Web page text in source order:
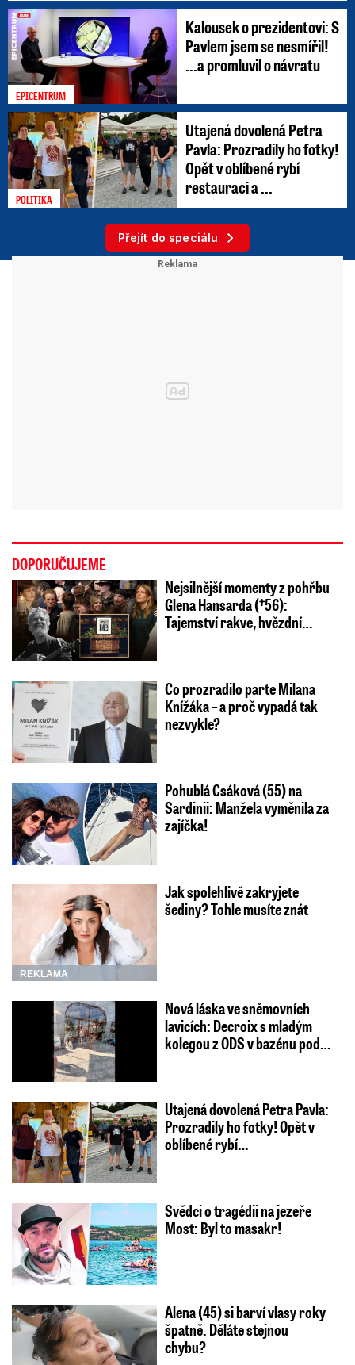
EPICENTRUM
Kalousek o prezidentovi: S
Pavlem jsem se nesmířil!
...a promluvil o návratu
POLITIKA
Utajená dovolená Petra
Pavla: Prozradily ho fotky!
Opět v oblíbené rybí
restauraci a ...
Přejít do speciálu
DOPORUČUJEME
Nejsilnější momenty z pohřbu
Glena Hansarda (†56):
Tajemství rakve, hvězdní…
Co prozradilo parte Milana
Knížáka – a proč vypadá tak
nezvykle?
Pohublá Csáková (55) na
Sardinii: Manžela vyměnila za
zajíčka!
REKLAMA
Jak spolehlivě zakryjete
šediny? Tohle musíte znát
Nová láska ve sněmovních
lavicích: Decroix s mladým
kolegou z ODS v bazénu pod…
Utajená dovolená Petra Pavla:
Prozradily ho fotky! Opět v
oblíbené rybí…
Svědci o tragédii na jezeře
Most: Byl to masakr!
Alena (45) si barví vlasy roky
špatně. Děláte stejnou
chybu?